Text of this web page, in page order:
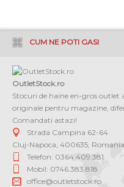
CUM NE POTI GASI
OutletStock.ro
Stocuri de haine en-gros outlet
originale pentru magazine,
Comandati astazi!
Strada Campina 62-64
Cluj-Napoca 400635 Romania
Telefon: 0364 409.381
Mobil: 0746.383.818
office@outletstock.ro